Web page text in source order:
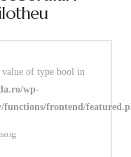
of type bool in
wp-
functions/frontend/